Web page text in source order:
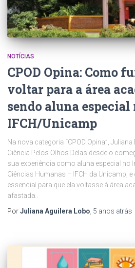
NOTÍCIAS
CPOD Opina: Como
voltar para a área
sendo aluna especial
IFCH/Unicamp
Na nova categoria “CPOD Opina”,
Ciência Pelos Olhos Delas desde o
sua experiência como aluna especial no
Ciências Humanas – IFCH da Unicamp,
essencial para que ela voltasse à área
afastada..
PorJuliana Aguilera Lobo 5 anos atrás